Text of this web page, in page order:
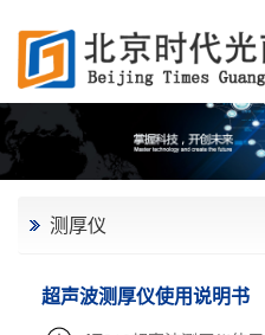
测厚仪
超声波测厚仪使用说明书